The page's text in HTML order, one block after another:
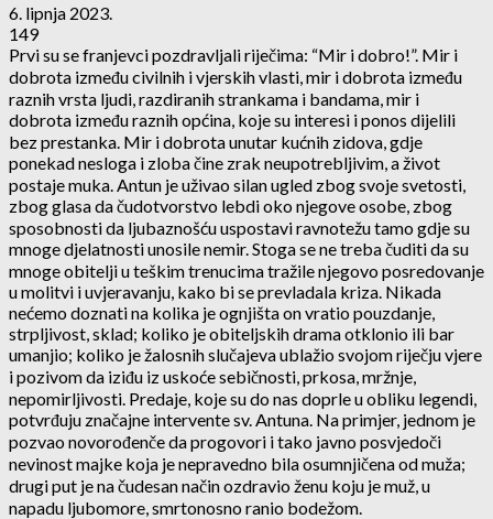
6. lipnja 2023.
149
Prvi su se franjevci pozdravljali riječima: “Mir i dobro!”. Mir i
dobrota između civilnih i vjerskih vlasti, mir i dobrota između
raznih vrsta ljudi, razdiranih strankama i bandama, mir i
dobrota između raznih općina, koje su interesi i ponos dijelili
bez prestanka. Mir i dobrota unutar kućnih zidova, gdje
ponekad nesloga i zloba čine zrak neupotrebljivim, a život
postaje muka. Antun je uživao silan ugled zbog svoje svetosti,
zbog glasa da čudotvorstvo lebdi oko njegove osobe, zbog
sposobnosti da ljubaznošću uspostavi ravnotežu tamo gdje su
mnoge djelatnosti unosile nemir. Stoga se ne treba čuditi da su
mnoge obitelji u teškim trenucima tražile njegovo posredovanje
u molitvi i uvjeravanju, kako bi se prevladala kriza. Nikada
nećemo doznati na kolika je ognjišta on vratio pouzdanje,
strpljivost, sklad; koliko je obiteljskih drama otklonio ili bar
umanjio; koliko je žalosnih slučajeva ublažio svojom riječju vjere
i pozivom da iziđu iz uskoće sebičnosti, prkosa, mržnje,
nepomirljivosti. Predaje, koje su do nas doprle u obliku legendi,
potvrđuju značajne intervente sv. Antuna. Na primjer, jednom je
pozvao novorođenče da progovori i tako javno posvjedoči
nevinost majke koja je nepravedno bila osumnjičena od muža;
drugi put je na čudesan način ozdravio ženu koju je muž, u
napadu ljubomore, smrtonosno ranio bodežom.